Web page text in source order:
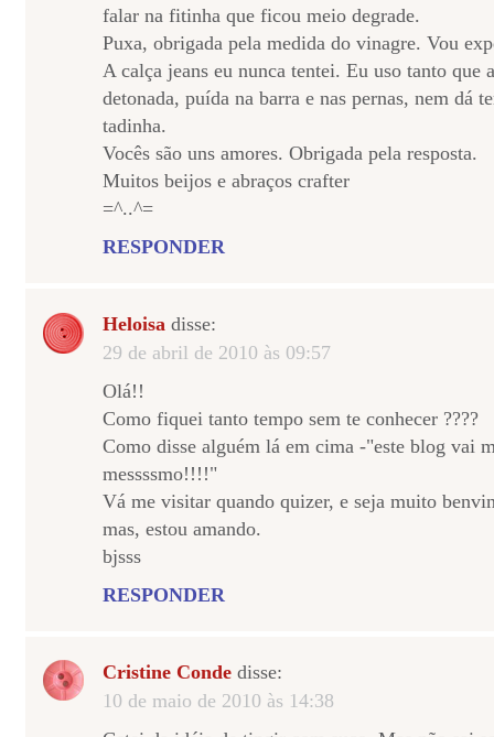
falar na fitinha que ficou meio degrade.
Puxa, obrigada pela medida do vinagre. Vou
A calça jeans eu nunca tentei. Eu uso tanto que
detonada, puída na barra e nas pernas, nem dá
tadinha.
Vocês são uns amores. Obrigada pela resposta.
Muitos beijos e abraços crafter
=^..^=
RESPONDER
Heloisa disse:
29 de abril de 2010 às 09:57
Olá!!
Como fiquei tanto tempo sem te conhecer ????
Como disse alguém lá em cima -"este blog vai
messssmo!!!!"
Vá me visitar quando quizer, e seja muito
mas, estou amando.
bjsss
RESPONDER
Cristine Conde disse:
10 de maio de 2010 às 14:38